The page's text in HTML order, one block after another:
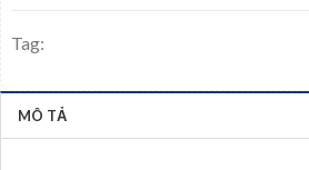
Tag:
MÔ TẢ